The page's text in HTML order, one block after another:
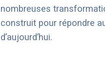
nombreuses
construit pour répondre
d’aujourd’hui.